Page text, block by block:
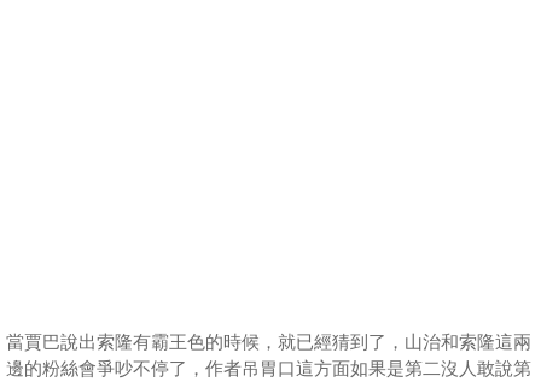
當賈巴說出索隆有霸王色的時候，就已經猜到了，山治和索隆這兩
邊的粉絲會爭吵不停了，作者吊胃口這方面如果是第二沒人敢說第